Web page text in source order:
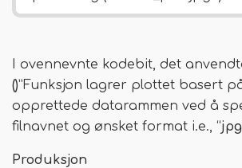
I ovennevnte kodebit, det
()”Funksjon lagrer plottet basert
opprettede datarammen ved å
filnavnet og ønsket format i.e., “jpg
Produksjon